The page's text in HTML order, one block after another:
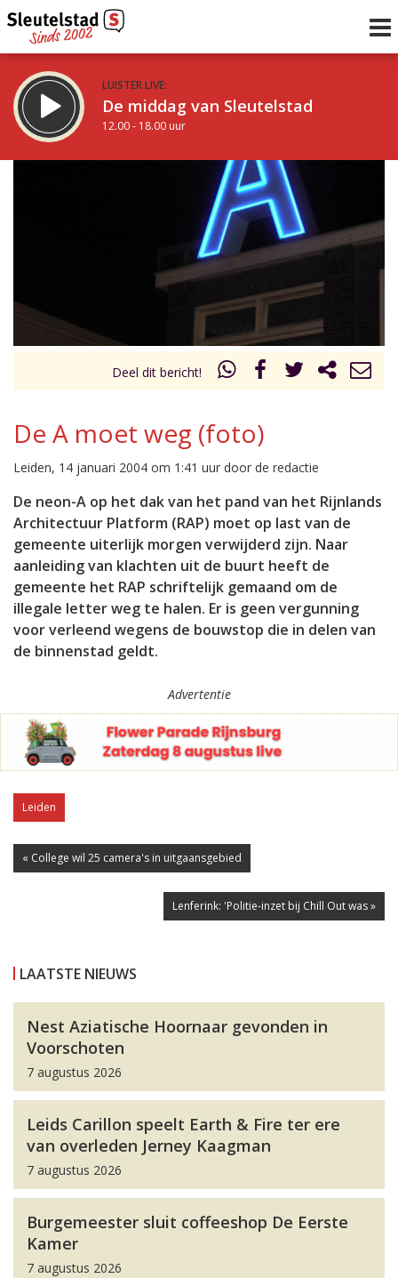
LUISTER LIVE:
De middag van Sleutelstad
12.00 - 18.00 uur
De vrijdagavond met Keanu
uur 1 van 0 Volgend uur
Deel dit bericht!
De A moet weg (foto)
Leiden, 14 januari 2004 om 1:41 uur door de redactie
De neon-A op het dak van het pand van het Rijnlands
Architectuur Platform (RAP) moet op last van de
gemeente uiterlijk morgen verwijderd zijn. Naar
aanleiding van klachten uit de buurt heeft de
gemeente het RAP schriftelijk gemaand om de
illegale letter weg te halen. Er is geen vergunning
voor verleend wegens de bouwstop die in delen van
de binnenstad geldt.
Advertentie
Leiden
« College wil 25 camera's in uitgaansgebied
Lenferink: 'Politie-inzet bij Chill Out was »
LAATSTE NIEUWS
Nest Aziatische Hoornaar gevonden in
Voorschoten
7 augustus 2026
Leids Carillon speelt Earth & Fire ter ere
van overleden Jerney Kaagman
7 augustus 2026
Burgemeester sluit coffeeshop De Eerste
Kamer
7 augustus 2026